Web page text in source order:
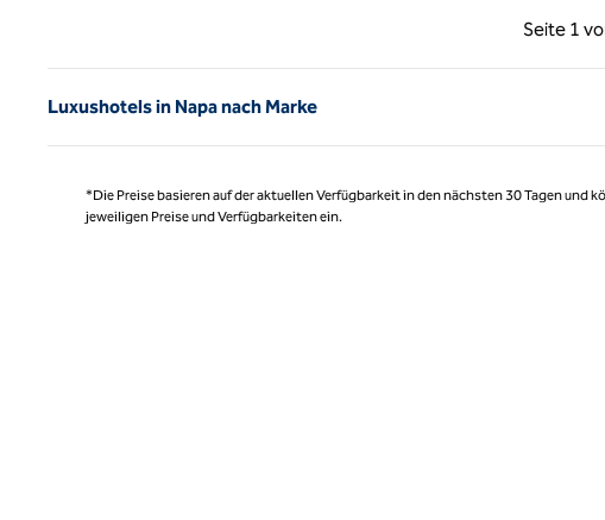
Vorherige
Seite 1
Luxushotels in Napa nach Marke
*Die Preise basieren auf der aktuellen Verfügbarkeit in den nächsten 30 Tagen und
jeweiligen Preise und Verfügbarkeiten ein.